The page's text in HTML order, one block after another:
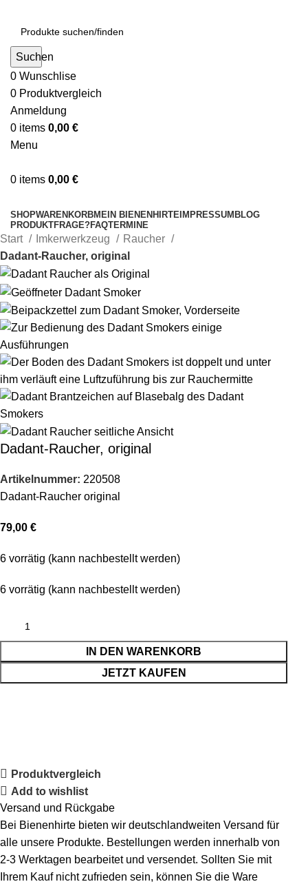
Suchen
0 Wunschlise
0 Produktvergleich
Anmeldung
0 items 0,00 €
Menu
0 items 0,00 €
SHOPWARENKORBMEIN BIENENHIRTE IMPRESSUM BLOG
PRODUKTFRAGE?FAQTERMINE
Start Imkerwerkzeug
Raucher
Dadant-Raucher, original
Dadant-Raucher, original
Artikelnummer: 220508
Dadant-Raucher original
79,00€
6 vorrätig (kann nachbestellt werden)
6 vorrätig (kann nachbestellt werden)
IN DEN WARENKORB
JETZT KAUFEN
Produktvergleich
Add to wishlist
Versand und Rückgabe
Bei Bienenhirte bieten wir deutschlandweiten Versand für
alle unsere Produkte. Bestellungen werden innerhalb von
2-3 Werktagen bearbeitet und versendet. Sollten Sie mit
Ihrem Kauf nicht zufrieden sein, können Sie die Ware